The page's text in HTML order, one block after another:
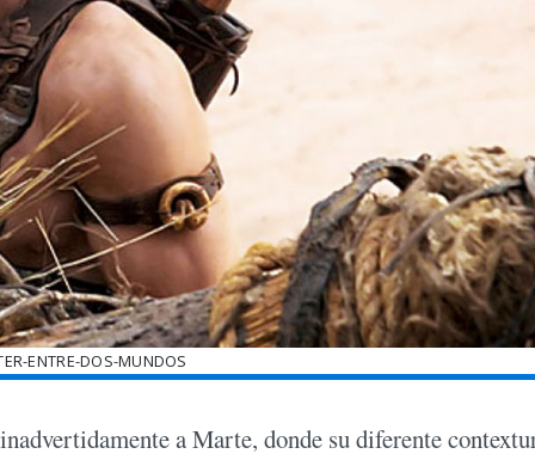
ENTRE-DOS-MUNDOS
a Marte, donde su diferente